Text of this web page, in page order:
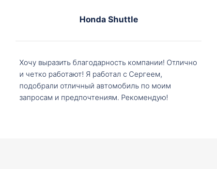
Honda Shuttle
Хочу выразить благодарность компании! Отлично
и четко работают! Я работал с Сергеем,
подобрали отличный автомобиль по моим
запросам и предпочтениям. Рекомендую!